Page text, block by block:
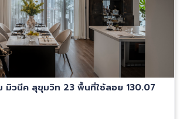
มิวนีค สุขุมวิท 23 พื้นที่ใช้สอย 130.07